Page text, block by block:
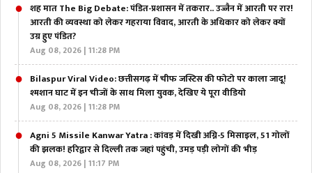
शह मात The Big Debate: पंडित-प्रशासन में तकरार.. उज्जैन में आरती पर रार!
आरती की व्यवस्था को लेकर गहराया विवाद, आरती के अधिकार को लेकर क्यों
उग्र हुए पंडित?
Aug 08, 2026 | 11:28 PM
Bilaspur Viral Video: छत्तीसगढ़ में चीफ जस्टिस की फोटो पर काला जादू!
श्मशान घाट में इन चीजों के साथ मिला युवक, देखिए ये पूरा वीडियो
Aug 08, 2026 | 11:28 PM
Agni 5 Missile Kanwar Yatra : कांवड़ में दिखी अग्नि-5 मिसाइल, 51 गोलों
की झलक! हरिद्वार से दिल्ली तक जहां पहुंची, उमड़ पड़ी लोगों की भीड़
Aug 08, 2026 | 11:17 PM